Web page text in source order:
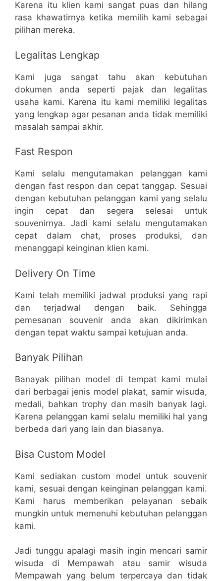
Karena itu klien kami sangat puas dan hilang
rasa khawatirnya ketika memilih kami sebagai
pilihan mereka.
Legalitas Lengkap
Kami juga sangat tahu akan kebutuhan
dokumen anda seperti pajak dan legalitas
usaha kami. Karena itu kami memiliki legalitas
yang lengkap agar pesanan anda tidak memiliki
masalah sampai akhir.
Fast Respon
Kami selalu mengutamakan pelanggan kami
dengan fast respon dan cepat tanggap. Sesuai
dengan kebutuhan pelanggan kami yang selalu
ingin cepat dan segera selesai untuk
souvenirnya. Jadi kami selalu mengutamakan
cepat dalam chat, proses produksi, dan
menanggapi keinginan klien kami.
Delivery On Time
Kami telah memiliki jadwal produksi yang rapi
dan terjadwal dengan baik. Sehingga
pemesanan souvenir anda akan dikirimkan
dengan tepat waktu sampai ketujuan anda.
Banyak Pilihan
Banayak pilihan model di tempat kami mulai
dari berbagai jenis model plakat, samir wisuda,
medali, bahkan trophy dan masih banyak lagi.
Karena pelanggan kami selalu memiliki hal yang
berbeda dari yang lain dan biasanya.
Bisa Custom Model
Kami sediakan custom model untuk souvenir
kami, sesuai dengan keinginan pelanggan kami.
Kami harus memberikan pelayanan sebaik
mungkin untuk memenuhi kebutuhan pelanggan
kami.
Jadi tunggu apalagi masih ingin mencari samir
wisuda di Mempawah atau samir wisuda
Mempawah yang belum terpercaya dan tidak